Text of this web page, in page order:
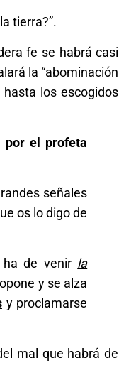
tierra?”.
fe se habrá casi
la “abominación
los escogidos
por el profeta
señales
os lo digo de
ha de venir la
y se alza
y proclamarse
mal que habrá de